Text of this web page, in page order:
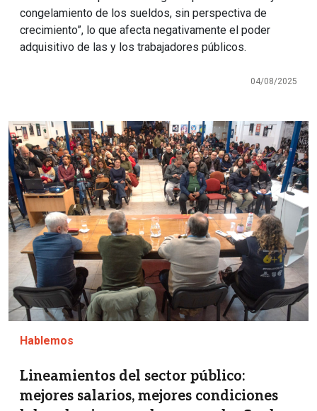
congelamiento de los sueldos, sin perspectiva de
crecimiento”, lo que afecta negativamente el poder
adquisitivo de las y los trabajadores públicos.
04/08/2025
Imagen
Hablemos
Lineamientos del sector público:
mejores salarios, mejores condiciones